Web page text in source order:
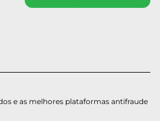
e as melhores plataformas antifraude